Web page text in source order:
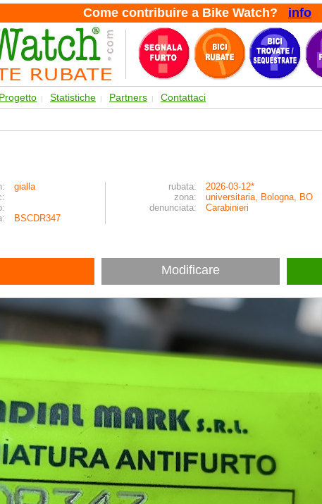
Come contribuire a Bike Watch? info
| Statistiche | Partners | Contattaci
gialla rubata:
2026-03-12*
zona:
universitaria, Bologna, BO
denunciata:
Carabinieri
BSCDR347
Modificare